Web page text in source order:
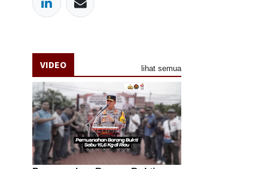
VIDEO lihat semua